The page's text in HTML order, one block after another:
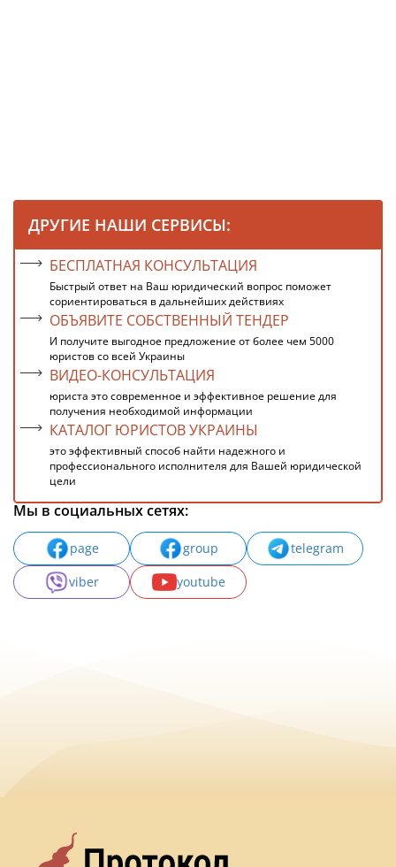
ДРУГИЕ НАШИ СЕРВИСЫ:
БЕСПЛАТНАЯ КОНСУЛЬТАЦИЯ
Быстрый ответ на Ваш юридический вопрос поможет
сориентироваться в дальнейших действиях
ОБЪЯВИТЕ СОБСТВЕННЫЙ ТЕНДЕР
И получите выгодное предложение от более чем 5000
юристов со всей Украины
ВИДЕО-КОНСУЛЬТАЦИЯ
юриста это современное и эффективное решение для
получения необходимой информации
КАТАЛОГ ЮРИСТОВ УКРАИНЫ
это эффективный способ найти надежного и
профессионального исполнителя для Вашей юридической
цели
Мы в социальных сетях:
page group
telegram
viber
youtube